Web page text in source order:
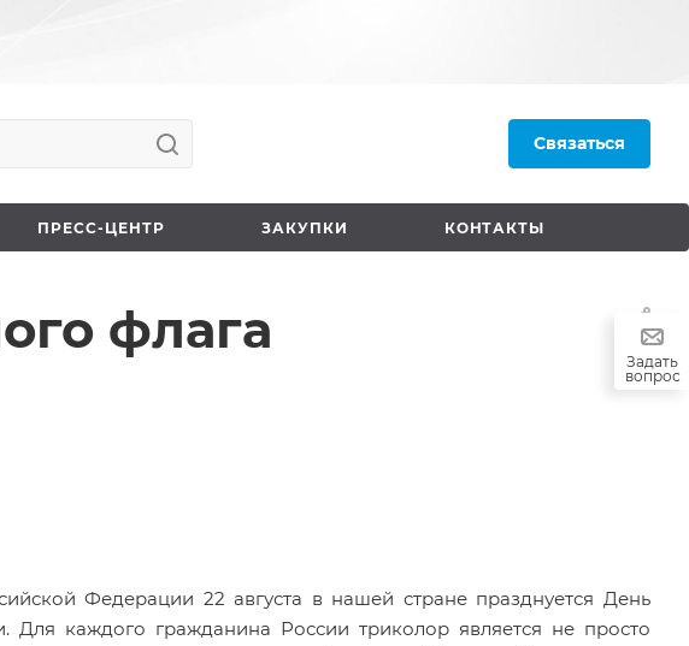
Связаться
ПРЕCC-ЦЕНТР ЗАКУПКИ КОНТАКТЫ
флага
Федерации 22 августа в нашей стране празднуется День
Для каждого гражданина России триколор является не просто